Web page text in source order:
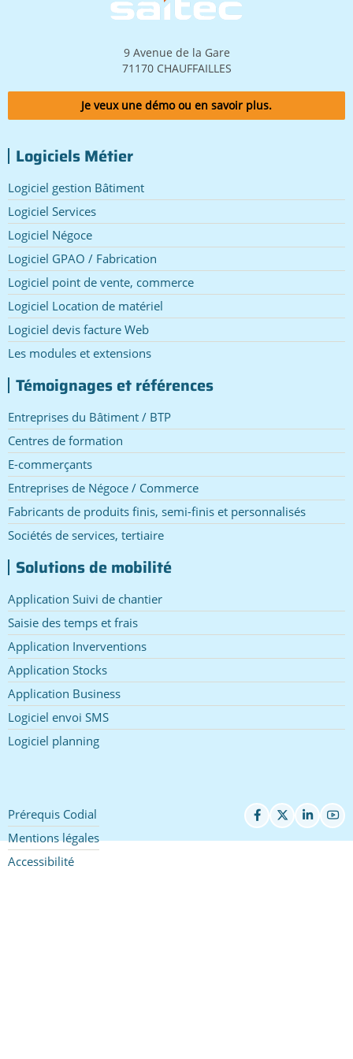
9 Avenue de la Gare
71170 CHAUFFAILLES
Je veux une démo ou en savoir plus.
Logiciels Métier
Logiciel gestion Bâtiment
Logiciel Services
Logiciel Négoce
Logiciel GPAO / Fabrication
Logiciel point de vente, commerce
Logiciel Location de matériel
Logiciel devis facture Web
Les modules et extensions
Témoignages et références
Entreprises du Bâtiment / BTP
Centres de formation
E-commerçants
Entreprises de Négoce / Commerce
Fabricants de produits finis, semi-finis et personnalisés
Sociétés de services, tertiaire
Solutions de mobilité
Application Suivi de chantier
Saisie des temps et frais
Application Inverventions
Application Stocks
Application Business
Logiciel envoi SMS
Logiciel planning
Pied
de
page
Prérequis Codial
Mentions légales
Accessibilité